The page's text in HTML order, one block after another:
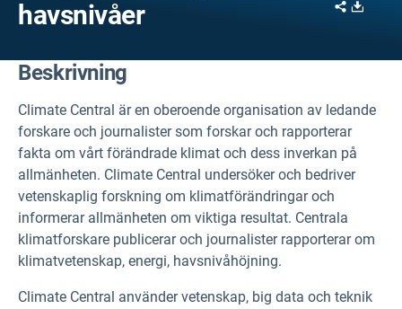
havsnivåer
Share
Beskrivning
Climate Central är en oberoende organisation av ledande
forskare och journalister som forskar och rapporterar
fakta om vårt förändrade klimat och dess inverkan på
allmänheten. Climate Central undersöker och bedriver
vetenskaplig forskning om klimatförändringar och
informerar allmänheten om viktiga resultat. Centrala
klimatforskare publicerar och journalister rapporterar om
klimatvetenskap, energi, havsnivåhöjning.
Climate Central använder vetenskap, big data och teknik